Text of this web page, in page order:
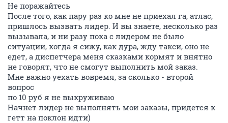
Не поражайтесь
После того, как пару раз ко мне не приехал га, атлас,
пришлось вызвать лидер. И вы знаете, несколько раз
вызывала, и ни разу пока с лидером не было
ситуации, когда я сижу, как дура, жду такси, оно не
едет, а диспетчера меня сказками кормят и внятно
не говорят, что не смогут выполнить мой заказ.
Мне важно уехать вовремя, за сколько - второй
вопрос
по 10 руб я не выкруживаю
Начнет лидер не выполнять мои заказы, придется к
гетт на поклон идти)